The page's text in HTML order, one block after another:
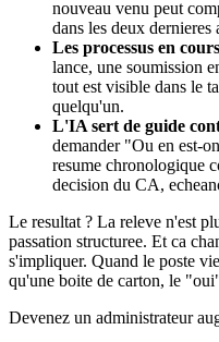
nouveau venu peut
dans les deux dernieres
Les processus en
lance, une soumission
tout est visible dans le
quelqu'un.
L'IA sert de guide
demander "Ou en est-
resume chronologique
decision du CA,
Le resultat ? La releve n'est
passation structuree. Et ca
s'impliquer. Quand le poste
qu'une boite de carton, le
Devenez un administrateur